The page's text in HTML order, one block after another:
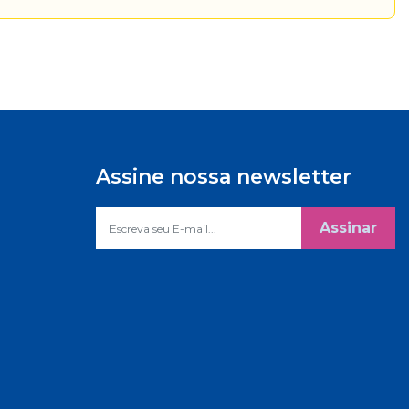
Assine nossa newsletter
Assinar